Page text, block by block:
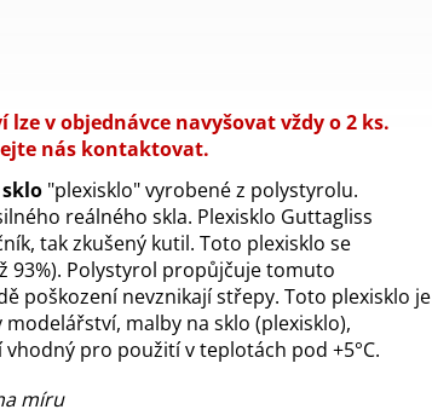
v objednávce navyšovat vždy o 2 ks.
nás kontaktovat.
"plexisklo" vyrobené z polystyrolu.
reálného skla. Plexisklo Guttagliss
tak zkušený kutil. Toto plexisklo se
93%). Polystyrol propůjčuje tomuto
poškození nevznikají střepy. Toto plexisklo je
malby na sklo (plexisklo),
pro použití v teplotách pod +5°C.
míru